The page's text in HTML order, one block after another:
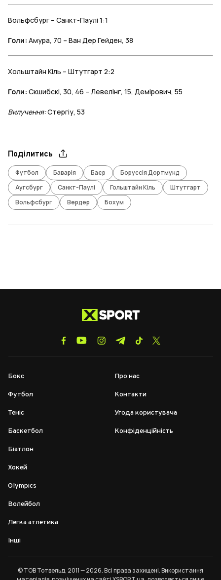
Вольфсбург – Санкт-Паулі 1:1
Голи: Амура, 70 – Ван Дер Гейден, 38
Хольштайн Кіль – Штутгарт 2:2
Голи: Скшибскі, 30, 46 – Левелінг, 15, Демірович, 55
Вилучення:Стергіу, 53
Поділитись
Футбол Баварія Баєр
Боруссія Дортмунд
Аугсбург
Санкт-Паулі Гольштайн Кіль
Штутгарт
Вольфсбург
Вердер Бохум
Бокс
Футбол
Теніс
Баскетбол
Біатлон
Хокей
Olympics
Волейбол
Легка атлетика
Інші
Про нас
Контакти
Угода користувача
Конфіденційність
© ТОВ Тотвельд, 2011 — 2026. Всі права захищені. Використання